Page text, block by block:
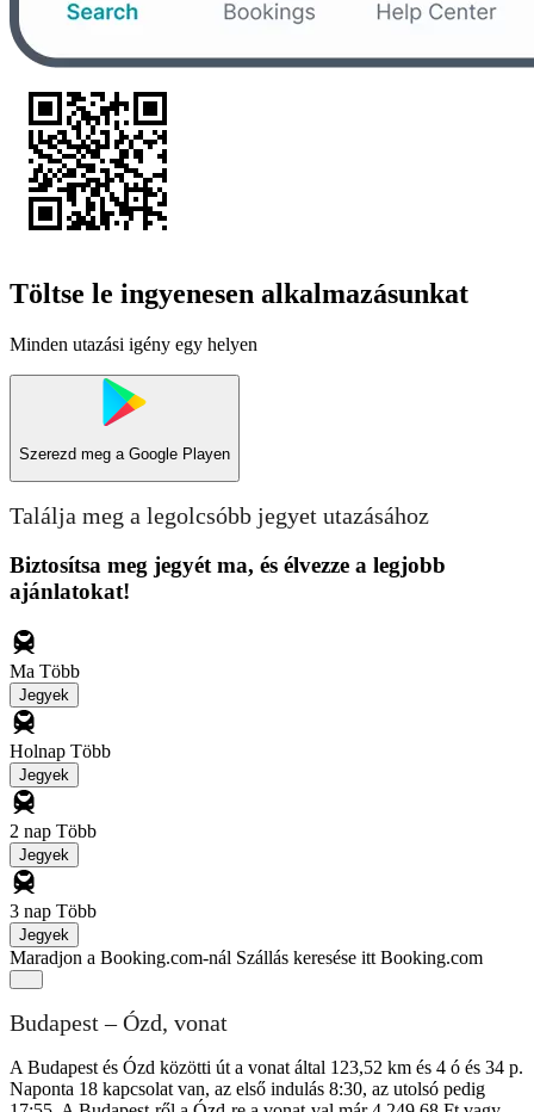
Töltse le ingyenesen alkalmazásunkat
Minden utazási igény egy helyen
Szerezd meg a Google Playen
Találja meg a legolcsóbb jegyet utazásához
Biztosítsa meg jegyét ma, és élvezze a legjobb
ajánlatokat!
Ma Több
Jegyek
Holnap Több
Jegyek
2 nap Több
Jegyek
3 nap Több
Jegyek
Maradjon a Booking.com-nál Szállás keresése itt Booking.com
Budapest – Ózd, vonat
A Budapest és Ózd közötti út a vonat által 123,52 km és 4 ó és 34 p.
Naponta 18 kapcsolat van, az első indulás 8:30, az utolsó pedig